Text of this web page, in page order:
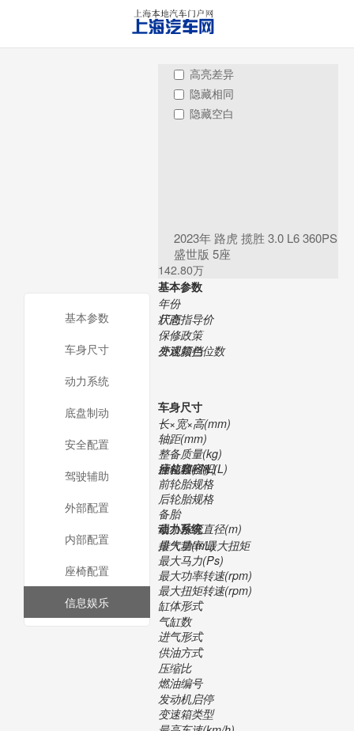
高亮差异
隐藏相同
隐藏空白
2023年 路虎 揽胜 3.0 L6 360PS
盛世版 5座
142.80万
基本参数
年份
状态
厂商指导价
保修政策
变速箱挡位数
外观颜色
车身尺寸
长×宽×高(mm)
轴距(mm)
整备质量(kg)
座位数(个)
行礼箱容积(L)
油箱容积(L)
前轮胎规格
后轮胎规格
备胎
最小转弯直径(m)
动力系统
排气量(mL)
最大功率/最大扭矩
最大马力(Ps)
最大功率转速(rpm)
最大扭矩转速(rpm)
缸体形式
气缸数
进气形式
供油方式
压缩比
燃油编号
发动机启停
变速箱类型
基本参数
车身尺寸
动力系统
底盘制动
安全配置
驾驶辅助
外部配置
内部配置
座椅配置
信息娱乐